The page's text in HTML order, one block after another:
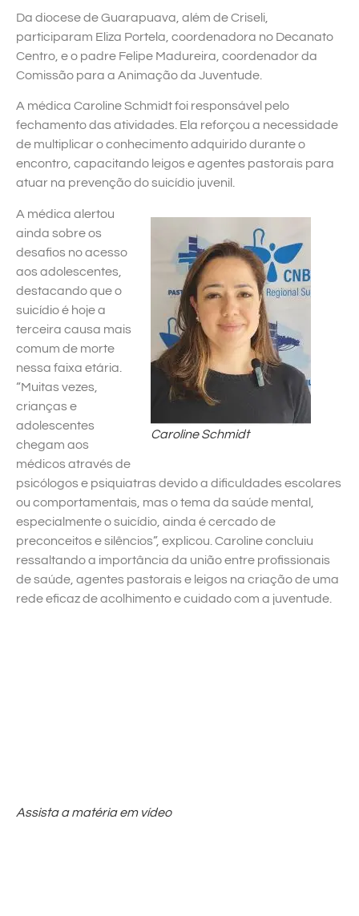
Da diocese de Guarapuava, além de Criseli,
participaram Eliza Portela, coordenadora no Decanato
Centro, e o padre Felipe Madureira, coordenador da
Comissão para a Animação da Juventude.
A médica Caroline Schmidt foi responsável pelo
fechamento das atividades. Ela reforçou a necessidade
de multiplicar o conhecimento adquirido durante o
encontro, capacitando leigos e agentes pastorais para
atuar na prevenção do suicídio juvenil.
Caroline Schmidt
A médica alertou
ainda sobre os
desafios no acesso
aos adolescentes,
destacando que o
suicídio é hoje a
terceira causa mais
comum de morte
nessa faixa etária.
“Muitas vezes,
crianças e
adolescentes
chegam aos
médicos através de
psicólogos e psiquiatras devido a dificuldades escolares
ou comportamentais, mas o tema da saúde mental,
especialmente o suicídio, ainda é cercado de
preconceitos e silêncios”, explicou. Caroline concluiu
ressaltando a importância da união entre profissionais
de saúde, agentes pastorais e leigos na criação de uma
rede eficaz de acolhimento e cuidado com a juventude.
Assista a matéria em vídeo